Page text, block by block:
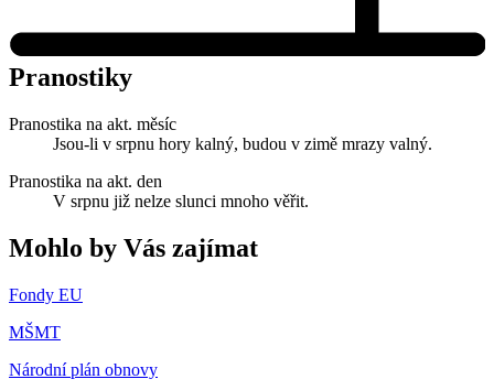
Pranostiky
Pranostika na akt. měsíc
Jsou-li v srpnu hory kalný, budou v zimě mrazy valný.
Pranostika na akt. den
V srpnu již nelze slunci mnoho věřit.
Mohlo by Vás zajímat
Fondy EU
MŠMT
Národní plán obnovy